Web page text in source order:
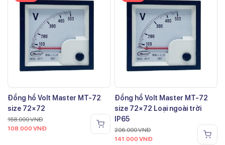
Đồng hồ Volt Master MT-72
size 72×72
158.000VNĐ
108.000 VNĐ
Đồng hồ Volt Master MT-72
size 72×72 Loại ngoài trời
IP65
206.000VNĐ
141.000 VNĐ